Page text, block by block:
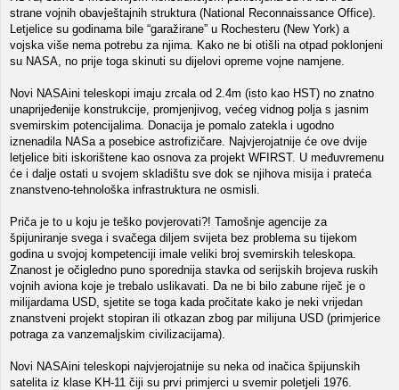
strane vojnih obavještajnih struktura (National Reconnaissance Office).
Letjelice su godinama bile “garažirane” u Rochesteru (New York) a
vojska više nema potrebu za njima. Kako ne bi otišli na otpad poklonjeni
su NASA, no prije toga skinuti su dijelovi opreme vojne namjene.
Novi NASAini teleskopi imaju zrcala od 2.4m (isto kao HST) no znatno
unaprijeđenije konstrukcije, promjenjivog, većeg vidnog polja s jasnim
svemirskim potencijalima. Donacija je pomalo zatekla i ugodno
iznenadila NASa a posebice astrofizičare. Najvjerojatnije će ove dvije
letjelice biti iskorištene kao osnova za projekt WFIRST. U međuvremenu
će i dalje ostati u svojem skladištu sve dok se njihova misija i prateća
znanstveno-tehnološka infrastruktura ne osmisli.
Priča je to u koju je teško povjerovati?! Tamošnje agencije za
špijuniranje svega i svačega diljem svijeta bez problema su tijekom
godina u svojoj kompetenciji imale veliki broj svemirskih teleskopa.
Znanost je očigledno puno sporednija stavka od serijskih brojeva ruskih
vojnih aviona koje je trebalo uslikavati. Da ne bi bilo zabune riječ je o
milijardama USD, sjetite se toga kada pročitate kako je neki vrijedan
znanstveni projekt stopiran ili otkazan zbog par milijuna USD (primjerice
potraga za vanzemaljskim civilizacijama).
Novi NASAini teleskopi najvjerojatnije su neka od inačica špijunskih
satelita iz klase KH-11 čiji su prvi primjerci u svemir poletjeli 1976.